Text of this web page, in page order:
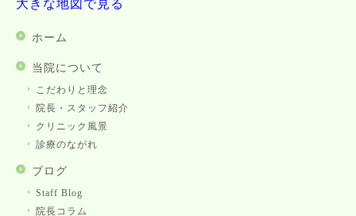
大きな地図で見る
ホーム
当院について
こだわりと理念
院長・スタッフ紹介
クリニック風景
診療のながれ
ブログ
Staff Blog
院長コラム